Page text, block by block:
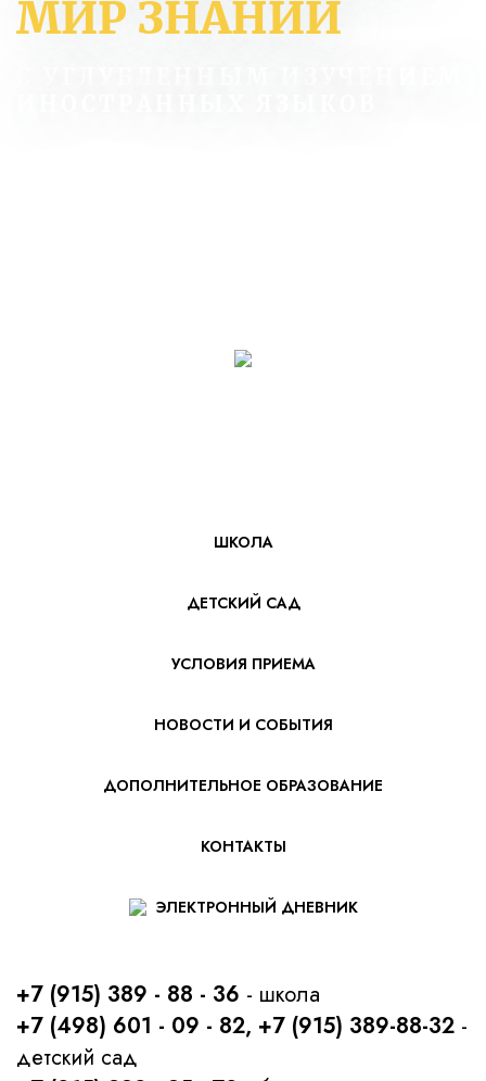
МИР ЗНАНИЙ
ШКОЛА
ДЕТСКИЙ САД
УСЛОВИЯ ПРИЕМА
НОВОСТИ И СОБЫТИЯ
ДОПОЛНИТЕЛЬНОЕ ОБРАЗОВАНИЕ
КОНТАКТЫ
ЭЛЕКТРОННЫЙ ДНЕВНИК
+7 (915) 389 - 88 - 36 - школа
+7 (498) 601 - 09 - 82, +7 (915) 389-88-32 -
детский сад